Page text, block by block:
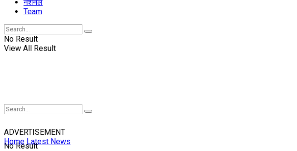
नॅशनल
Team
No Result
View All Result
No Result
ADVERTISEMENT
Home Latest News